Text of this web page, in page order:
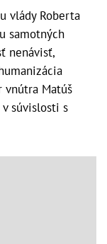
vlády Roberta
samotných
nenávisť,
Matúš
súvislosti s